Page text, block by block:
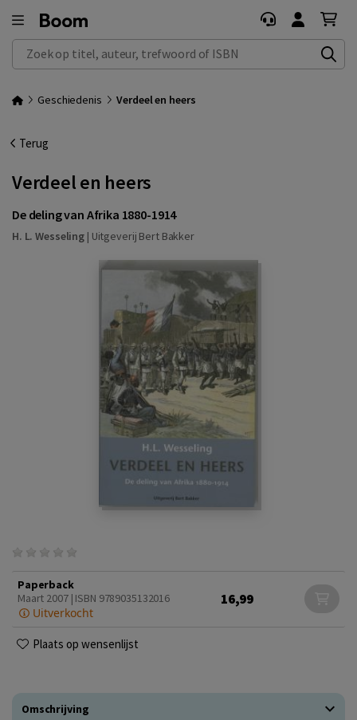
Zoek op titel, auteur, trefwoord of ISBN
Geschiedenis Verdeel en heers
Terug
Verdeel en heers
De deling van Afrika 1880-1914
H. L. Wesseling | Uitgeverij Bert Bakker
Paperback
Maart 2007 | ISBN 9789035132016
Uitverkocht
16,99
Plaats op wensenlijst
Omschrijving